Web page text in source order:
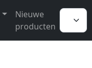
Nieuwe
producten